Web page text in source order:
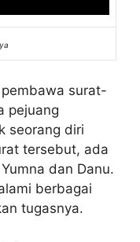
surat-
pejuang
seorang diri
tersebut, ada
dan Danu.
berbagai
tugasnya.